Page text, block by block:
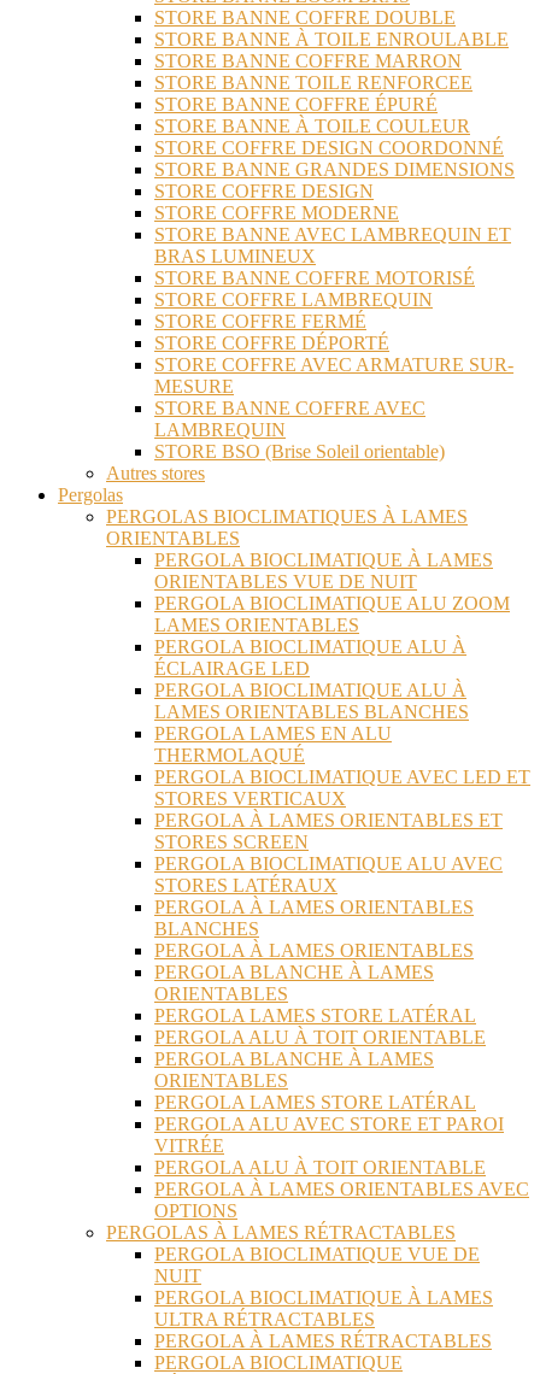
STORE BANNE COFFRE DOUBLE
STORE BANNE À TOILE ENROULABLE
STORE BANNE COFFRE MARRON
STORE BANNE TOILE RENFORCEE
STORE BANNE COFFRE ÉPURÉ
STORE BANNE À TOILE COULEUR
STORE COFFRE DESIGN COORDONNÉ
STORE BANNE GRANDES DIMENSIONS
STORE COFFRE DESIGN
STORE COFFRE MODERNE
STORE BANNE AVEC LAMBREQUIN ET
BRAS LUMINEUX
STORE BANNE COFFRE MOTORISÉ
STORE COFFRE LAMBREQUIN
STORE COFFRE FERMÉ
STORE COFFRE DÉPORTÉ
STORE COFFRE AVEC ARMATURE SUR-
MESURE
STORE BANNE COFFRE AVEC
LAMBREQUIN
STORE BSO (Brise Soleil orientable)
Autres stores
Pergolas
PERGOLAS BIOCLIMATIQUES À LAMES
ORIENTABLES
PERGOLA BIOCLIMATIQUE À LAMES
ORIENTABLES VUE DE NUIT
PERGOLA BIOCLIMATIQUE ALU ZOOM
LAMES ORIENTABLES
PERGOLA BIOCLIMATIQUE ALU À
ÉCLAIRAGE LED
PERGOLA BIOCLIMATIQUE ALU À
LAMES ORIENTABLES BLANCHES
PERGOLA LAMES EN ALU
THERMOLAQUÉ
PERGOLA BIOCLIMATIQUE AVEC LED ET
STORES VERTICAUX
PERGOLA À LAMES ORIENTABLES ET
STORES SCREEN
PERGOLA BIOCLIMATIQUE ALU AVEC
STORES LATÉRAUX
PERGOLA À LAMES ORIENTABLES
BLANCHES
PERGOLA À LAMES ORIENTABLES
PERGOLA BLANCHE À LAMES
ORIENTABLES
PERGOLA LAMES STORE LATÉRAL
PERGOLA ALU À TOIT ORIENTABLE
PERGOLA BLANCHE À LAMES
ORIENTABLES
PERGOLA LAMES STORE LATÉRAL
PERGOLA ALU AVEC STORE ET PAROI
VITRÉE
PERGOLA ALU À TOIT ORIENTABLE
PERGOLA À LAMES ORIENTABLES AVEC
OPTIONS
PERGOLAS À LAMES RÉTRACTABLES
PERGOLA BIOCLIMATIQUE VUE DE
NUIT
PERGOLA BIOCLIMATIQUE À LAMES
ULTRA RÉTRACTABLES
PERGOLA À LAMES RÉTRACTABLES
PERGOLA BIOCLIMATIQUE